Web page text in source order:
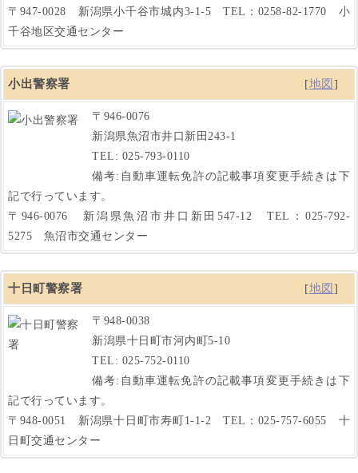
〒947-0028 新潟県小千谷市城内3-1-5 TEL：0258-82-1770 小
千谷地区交通センター
小出警察署 [地図 ]
〒946-0076
新潟県魚沼市井口新田243-1
TEL: 025-793-0110
備考:自動車運転免許の記載事項変更手続きは下
記で行っています。
〒946-0076 新潟県魚沼市井口新田547-12 TEL：025-792-
5275 魚沼市交通センター
十日町警察署 [地図 ]
〒948-0038
新潟県十日町市河内町5-10
TEL: 025-752-0110
備考:自動車運転免許の記載事項変更手続きは下
記で行っています。
〒948-0051 新潟県十日町市寿町1-1-2 TEL：025-757-6055 十
日町交通センター